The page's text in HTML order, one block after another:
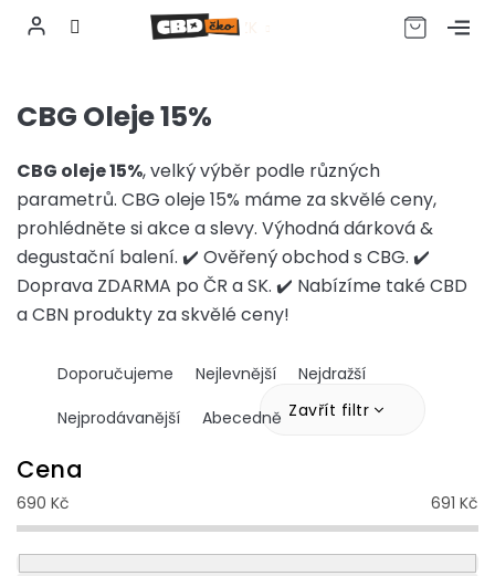
obsah
CZK
CBG Oleje 15%
CBG oleje 15%, velký výběr podle různých
parametrů. CBG oleje 15% máme za skvělé ceny,
prohlédněte si akce a slevy. Výhodná dárková &
degustační balení. ✔️ Ověřený obchod s CBG. ✔️
Doprava ZDARMA po ČR a SK. ✔️ Nabízíme také CBD
a CBN produkty za skvělé ceny!
Ř
a
n
í
p
r
o
Doporučujeme Nejlevnější
Nejdražší
Nejprodávanější
Abecedně Zavřít filtr
Cena
690 Kč 691 Kč